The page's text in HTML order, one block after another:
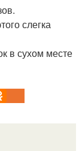
слегка
в сухом месте